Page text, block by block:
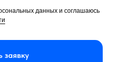
данных и соглашаюсь
заявку